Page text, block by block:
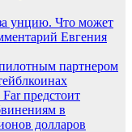
унцию. Что может
Евгения
партнером
предстоит
в
долларов